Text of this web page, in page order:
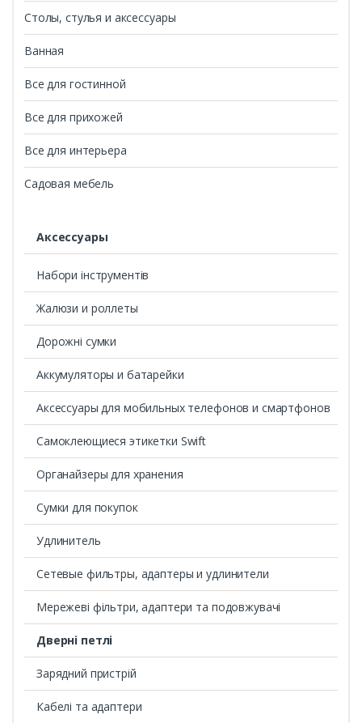
Столы, стулья и аксессуары
Ванная
Все для гостинной
Все для прихожей
Все для интерьера
Садовая мебель
Аксессуары
Набори інструментів
Жалюзи и роллеты
Дорожні сумки
Аккумуляторы и батарейки
Аксессуары для мобильных телефонов и смартфонов
Самоклеющиеся этикетки Swift
Органайзеры для хранения
Сумки для покупок
Удлинитель
Сетевые фильтры, адаптеры и удлинители
Мережеві фільтри, адаптери та подовжувачі
Дверні петлі
Зарядний пристрій
Кабелі та адаптери